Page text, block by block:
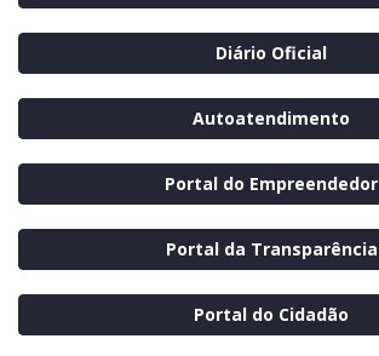
Diário Oficial
Autoatendimento
Portal do Empreendedor
Portal da Transparência
Portal do Cidadão